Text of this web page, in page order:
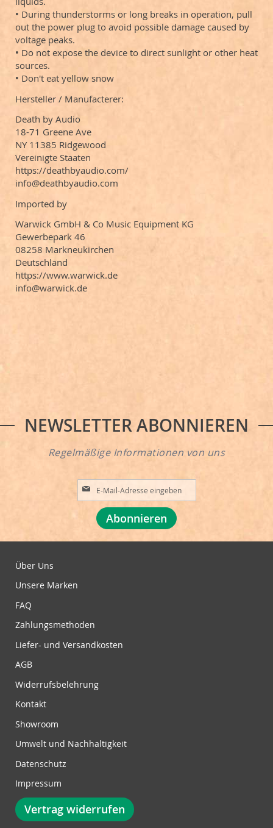
• During thunderstorms or long breaks in operation, pull
out the power plug to avoid possible damage caused by
voltage peaks.
• Do not expose the device to direct sunlight or other heat
sources.
• Don't eat yellow snow
Hersteller / Manufacterer:
Death by Audio
18-71 Greene Ave
NY 11385 Ridgewood
Vereinigte Staaten
https://deathbyaudio.com/
info@deathbyaudio.com
Imported by
Warwick GmbH & Co Music Equipment KG
Gewerbepark 46
08258 Markneukirchen
Deutschland
https://www.warwick.de
info@warwick.de
NEWSLETTER ABONNIEREN
Regelmäßige Informationen von uns
A
g
m
e
l
e
Abonnieren
Über Uns
Unsere Marken
FAQ
Zahlungsmethoden
Liefer- und Versandkosten
AGB
Widerrufsbelehrung
Kontakt
Showroom
Umwelt und Nachhaltigkeit
Datenschutz
Impressum
Vertrag widerrufen